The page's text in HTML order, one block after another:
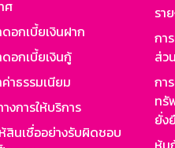
ศ
อกเบี้ยเงินฝาก
อกเบี้ยเงินกู้
าธรรมเนียม
งการให้บริการ
สินเชื่ออย่างรับผิดชอบ
รา
กา
ส่ว
กา
ทรั
ยั่ง